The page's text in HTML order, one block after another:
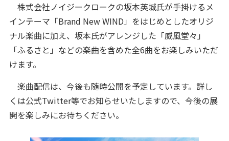
株式会社ノイジークロークの坂本英城氏が手掛けるメ
インテーマ「Brand New WIND」をはじめとしたオリジ
ナル楽曲に加え、坂本氏がアレンジした「威風堂々」
「ふるさと」などの楽曲を含めた全6曲をお楽しみいただ
けます。
楽曲配信は、今後も随時公開を予定しています。詳し
くは公式Twitter等でお知らせいたしますので、今後の展
開を楽しみにお待ちください。